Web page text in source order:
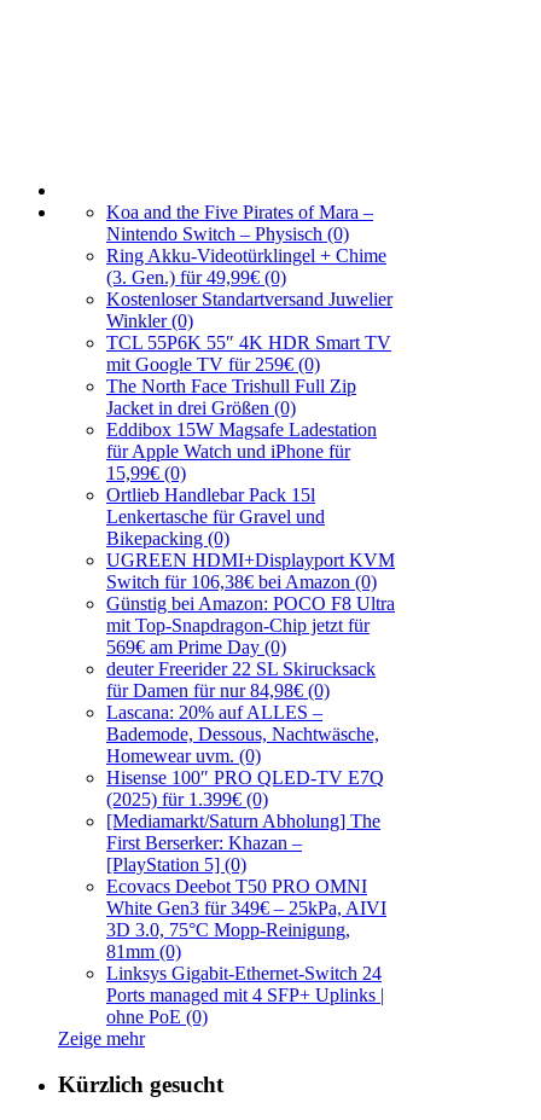
Koa and the Five Pirates of Mara –
Nintendo Switch – Physisch (0)
Ring Akku-Videotürklingel + Chime
(3. Gen.) für 49,99€ (0)
Kostenloser Standartversand Juwelier
Winkler (0)
TCL 55P6K 55″ 4K HDR Smart TV
mit Google TV für 259€ (0)
The North Face Trishull Full Zip
Jacket in drei Größen (0)
Eddibox 15W Magsafe Ladestation
für Apple Watch und iPhone für
15,99€ (0)
Ortlieb Handlebar Pack 15l
Lenkertasche für Gravel und
Bikepacking (0)
UGREEN HDMI+Displayport KVM
Switch für 106,38€ bei Amazon (0)
Günstig bei Amazon: POCO F8 Ultra
mit Top-Snapdragon-Chip jetzt für
569€ am Prime Day (0)
deuter Freerider 22 SL Skirucksack
für Damen für nur 84,98€ (0)
Lascana: 20% auf ALLES –
Bademode, Dessous, Nachtwäsche,
Homewear uvm. (0)
Hisense 100″ PRO QLED-TV E7Q
(2025) für 1.399€ (0)
[Mediamarkt/Saturn Abholung] The
First Berserker: Khazan –
[PlayStation 5] (0)
Ecovacs Deebot T50 PRO OMNI
White Gen3 für 349€ – 25kPa, AIVI
3D 3.0, 75°C Mopp-Reinigung,
81mm (0)
Linksys Gigabit-Ethernet-Switch 24
Ports managed mit 4 SFP+ Uplinks |
ohne PoE (0)
Zeige mehr
Kürzlich gesucht